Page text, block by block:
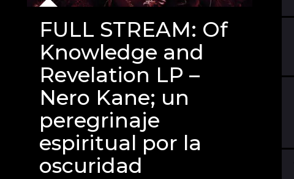
FULL STREAM: Of
Knowledge and
Revelation LP –
Nero Kane; un
peregrinaje
espiritual por la
oscuridad